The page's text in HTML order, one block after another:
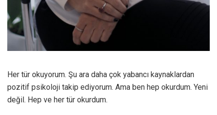
Her tür okuyorum. Şu ara daha çok yabancı kaynaklardan
pozitif psikoloji takip ediyorum. Ama ben hep okurdum. Yeni
değil. Hep ve her tür okurdum.